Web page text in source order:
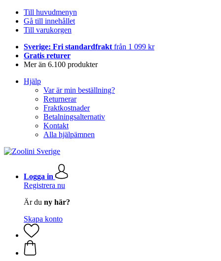
Till huvudmenyn
Gå till innehållet
Till varukorgen
Sverige: Fri standardfrakt från 1 099 kr
Gratis returer
Mer än 6.100 produkter
Hjälp
Var är min beställning?
Returnerar
Fraktkostnader
Betalningsalternativ
Kontakt
Alla hjälpämnen
Logga in
Registrera nu
Är du ny här?
Skapa konto